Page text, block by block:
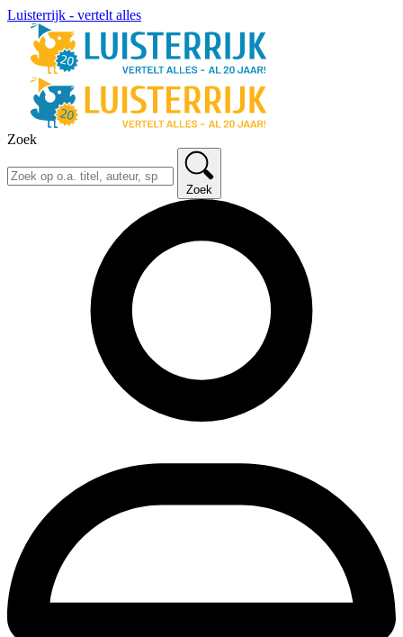
Luisterrijk - vertelt alles
Zoek
Zoek